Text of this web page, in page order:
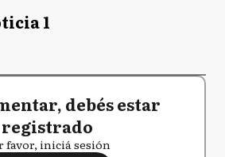
1
debés estar
registrado
favor, iniciá sesión